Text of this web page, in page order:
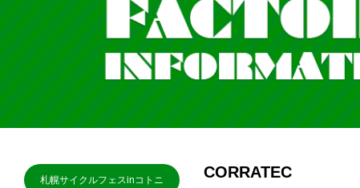
札幌サイクルフェスinコトニ CORRATEC